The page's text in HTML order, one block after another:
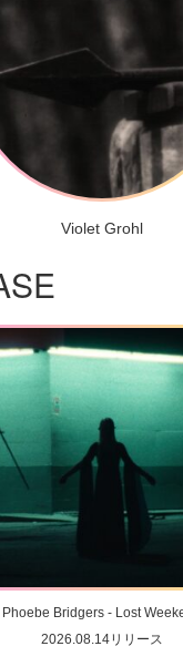
Violet Grohl
Phoebe Bridgers - Lost
2026.08.14リリース